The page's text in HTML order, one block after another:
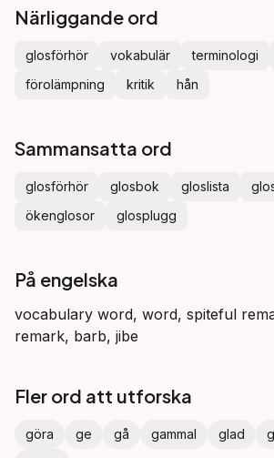
Närliggande ord
glosförhör vokabulär terminologi
förolämpning
kritik hån
Sammansatta ord
glosförhör glosbok gloslista
ökenglosor
glosplugg
På engelska
vocabulary word, word, spiteful
remark, barb, jibe
Fler ord att utforska
göra ge gå gammal glad